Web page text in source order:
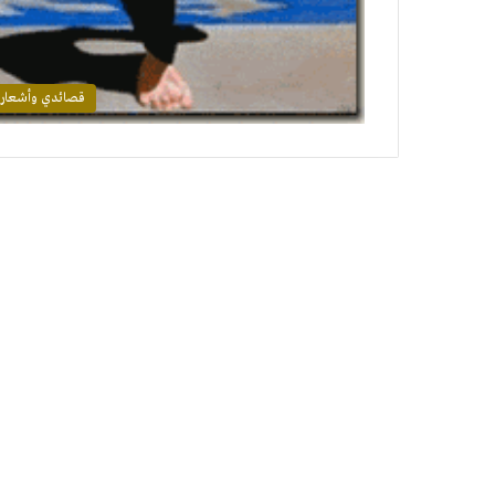
قصائدي